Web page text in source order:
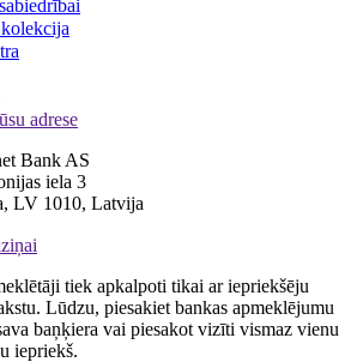
adrese
Bank AS
iela 3
LV 1010, Latvija
tiek apkalpoti tikai ar iepriekšēju
Lūdzu, piesakiet bankas apmeklējumu
baņķiera vai piesakot vizīti vismaz vienu
iepriekš.